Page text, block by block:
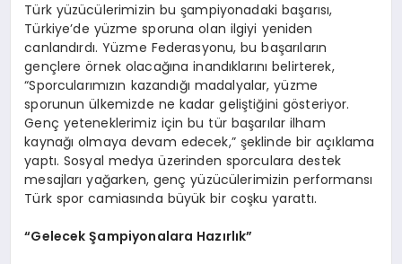
Türk yüzücülerimizin bu şampiyonadaki başarısı,
Türkiye’de yüzme sporuna olan ilgiyi yeniden
canlandırdı. Yüzme Federasyonu, bu başarıların
gençlere örnek olacağına inandıklarını belirterek,
“Sporcularımızın kazandığı madalyalar, yüzme
sporunun ülkemizde ne kadar geliştiğini gösteriyor.
Genç yeteneklerimiz için bu tür başarılar ilham
kaynağı olmaya devam edecek,” şeklinde bir açıklama
yaptı. Sosyal medya üzerinden sporculara destek
mesajları yağarken, genç yüzücülerimizin performansı
Türk spor camiasında büyük bir coşku yarattı.
“Gelecek Şampiyonalara Hazırlık”